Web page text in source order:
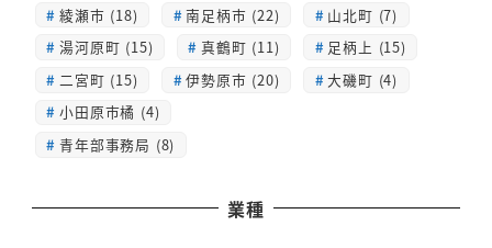
綾瀬市 (18)
南足柄市 (22)
山北町 (7)
湯河原町 (15)
真鶴町 (11)
足柄上 (15)
二宮町 (15)
伊勢原市 (20)
大磯町 (4)
小田原市橘 (4)
青年部事務局 (8)
業種